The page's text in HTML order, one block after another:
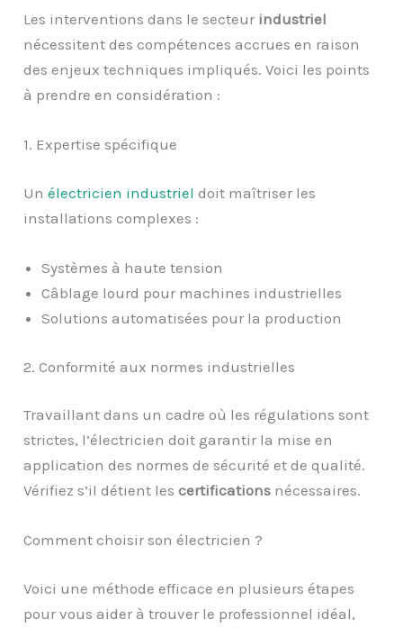
Les interventions dans le secteur industriel
nécessitent des compétences accrues en raison
des enjeux techniques impliqués. Voici les points
à prendre en considération :
1. Expertise spécifique
Unélectricien industriel doit maîtriser les
installations complexes :
Systèmes à haute tension
Câblage lourd pour machines industrielles
Solutions automatisées pour la production
2. Conformité aux normes industrielles
Travaillant dans un cadre où les régulations sont
strictes, l’électricien doit garantir la mise en
application des normes de sécurité et de qualité.
Vérifiez s’il détient lescertifications nécessaires.
Comment choisir son électricien ?
Voici une méthode efficace en plusieurs étapes
pour vous aider à trouver le professionnel idéal,